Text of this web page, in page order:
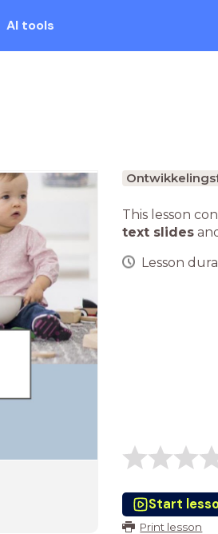
AI tools
This lesson
text slides
Lesson
Start
Print lesson